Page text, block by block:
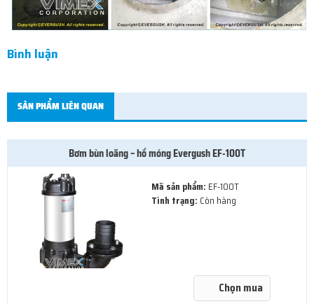
Bình luận
SẢN PHẨM LIÊN QUAN
Bơm bùn loãng – hố móng Evergush EF-100T
Mã sản phẩm: EF-100T
Tình trạng: Còn hàng
Chọn mua